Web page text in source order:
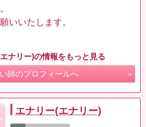
いいたします。
ナリー)の情報をもっと見る
師のプロフィールへ
エナリー(エナリー)